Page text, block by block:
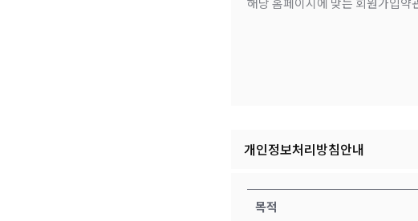
개인정보처리방침안내
목적